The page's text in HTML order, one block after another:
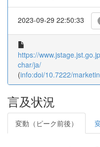
2023-09-29 22:50:33
https://
char/ja/
(info:doi/10.7222/
言及状況
変動（ピーク前後）